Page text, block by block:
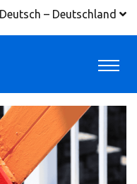
Deutsch – Deutschland